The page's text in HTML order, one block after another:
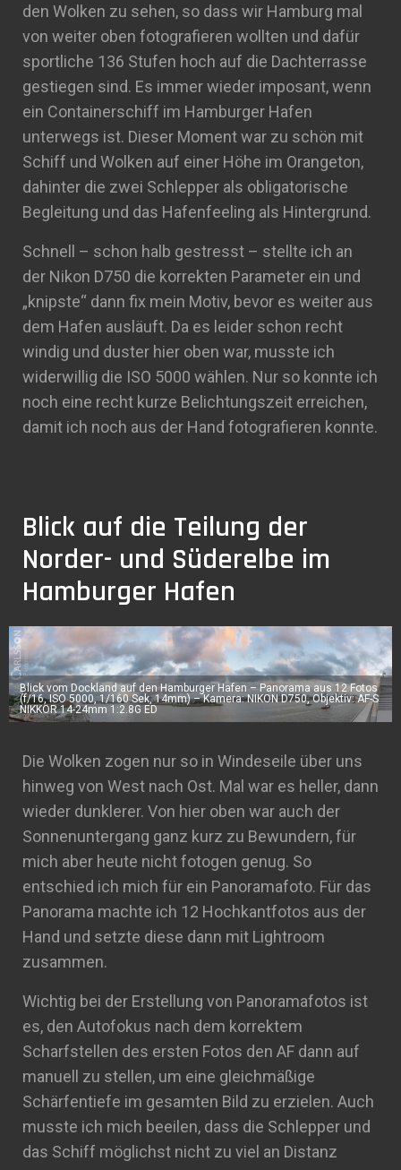
den Wolken zu sehen, so dass wir Hamburg mal
von weiter oben fotografieren wollten und dafür
sportliche 136 Stufen hoch auf die Dachterrasse
gestiegen sind. Es immer wieder imposant, wenn
ein Containerschiff im Hamburger Hafen
unterwegs ist. Dieser Moment war zu schön mit
Schiff und Wolken auf einer Höhe im Orangeton,
dahinter die zwei Schlepper als obligatorische
Begleitung und das Hafenfeeling als Hintergrund.
Schnell – schon halb gestresst – stellte ich an
der Nikon D750 die korrekten Parameter ein und
„knipste“ dann fix mein Motiv, bevor es weiter aus
dem Hafen ausläuft. Da es leider schon recht
windig und duster hier oben war, musste ich
widerwillig die ISO 5000 wählen. Nur so konnte ich
noch eine recht kurze Belichtungszeit erreichen,
damit ich noch aus der Hand fotografieren konnte.
Blick auf die Teilung der
Norder- und Süderelbe im
Hamburger Hafen
Blick vom Dockland auf den Hamburger Hafen – Panorama aus 12 Fotos
(f/16, ISO 5000, 1/160 Sek, 14mm) – Kamera: NIKON D750, Objektiv: AF-S
NIKKOR 14-24mm 1:2.8G ED
Die Wolken zogen nur so in Windeseile über uns
hinweg von West nach Ost. Mal war es heller, dann
wieder dunklerer. Von hier oben war auch der
Sonnenuntergang ganz kurz zu Bewundern, für
mich aber heute nicht fotogen genug. So
entschied ich mich für ein Panoramafoto. Für das
Panorama machte ich 12 Hochkantfotos aus der
Hand und setzte diese dann mit Lightroom
zusammen.
Wichtig bei der Erstellung von Panoramafotos ist
es, den Autofokus nach dem korrektem
Scharfstellen des ersten Fotos den AF dann auf
manuell zu stellen, um eine gleichmäßige
Schärfentiefe im gesamten Bild zu erzielen. Auch
musste ich mich beeilen, dass die Schlepper und
das Schiff möglichst nicht zu viel an Distanz